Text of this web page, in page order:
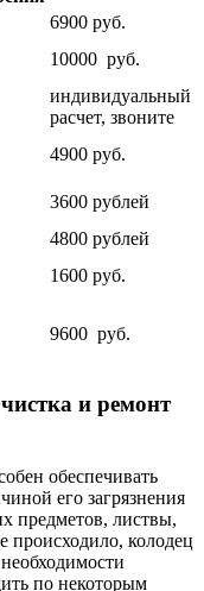
6900 руб.
10000 руб.
индивидуальный
расчет, звоните
4900 руб.
3600 рублей
4800 рублей
1600 руб.
9600 руб.
и ремонт
обеспечивать
его загрязнения
предметов, листвы,
происходило, колодец
по некоторым